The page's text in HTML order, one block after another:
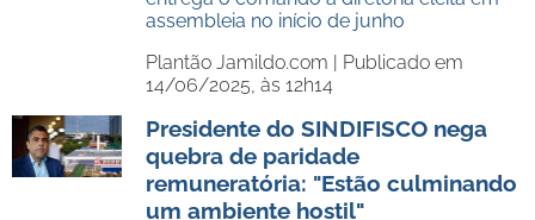
assembleia no início de junho
Plantão Jamildo.com | Publicado em
14/06/2025, às 12h14
Presidente do SINDIFISCO nega
quebra de paridade
remuneratória: "Estão culminando
um ambiente hostil"